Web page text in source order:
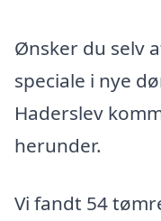
Ønsker du selv
speciale i nye
Haderslev
herunder.
Vi fandt 54